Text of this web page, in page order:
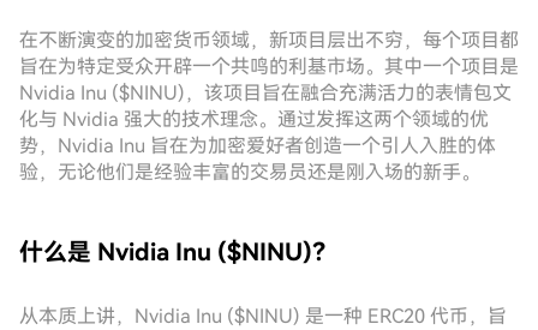
在不断演变的加密货币领域，新项目层出不穷，每个项目都
旨在为特定受众开辟一个共鸣的利基市场。其中一个项目是
Nvidia Inu ($NINU)，该项目旨在融合充满活力的表情包文
化与 Nvidia 强大的技术理念。通过发挥这两个领域的优
势，Nvidia Inu 旨在为加密爱好者创造一个引人入胜的体
验，无论他们是经验丰富的交易员还是刚入场的新手。
什么是 Nvidia Inu ($NINU)？
从本质上讲，Nvidia Inu ($NINU) 是一种 ERC20 代币，旨